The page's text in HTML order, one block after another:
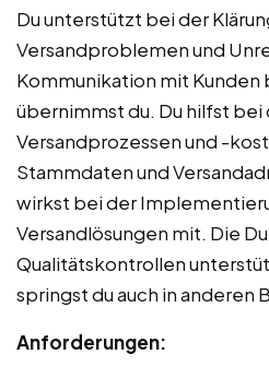
Du unterstützt bei der
Versandproblemen und
Kommunikation mit Kunden
übernimmst du. Du hilfst
Versandprozessen und -
Stammdaten und
wirkst bei der
Versandlösungen mit. Die
Qualitätskontrollen
springst du auch in anderen
Anforderungen: